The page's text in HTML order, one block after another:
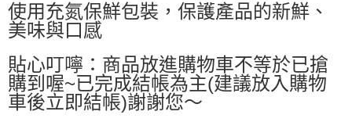
每筆NT$60，滿NT$599(含以上)免運費
付款後7-11取貨
每筆NT$60，滿NT$599(含以上)免運費
宅配
每筆NT$80，滿NT$799(含以上)免運費
使用充氮保鮮包裝，保護產品的新鮮、
美味與口感
貼心叮嚀：商品放進購物車不等於已搶
購到喔~已完成結帳為主(建議放入購物
車後立即結帳)謝謝您～